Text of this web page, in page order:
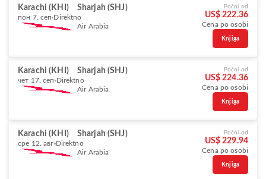
Karachi (KHI) Sharjah (SHJ)
пон 7. сеп Direktno
Air Arabia
Počni od
US$ 222.36
Cena po osobi
Knjiga
Karachi (KHI) Sharjah (SHJ)
чет 17. сеп Direktno
Air Arabia
Počni od
US$ 224.36
Cena po osobi
Knjiga
Karachi (KHI) Sharjah (SHJ)
сре 12. авг Direktno
Air Arabia
Počni od
US$ 229.94
Cena po osobi
Knjiga